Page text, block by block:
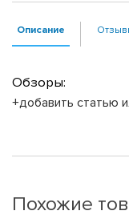
Описание
Обзоры:
+добавить статью
Похожие